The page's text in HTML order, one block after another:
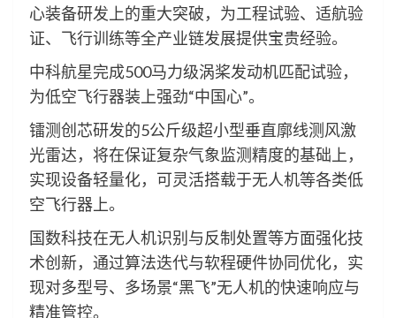
心装备研发上的重大突破，为工程试验、适航验
证、飞行训练等全产业链发展提供宝贵经验。
中科航星完成500马力级涡桨发动机匹配试验，
为低空飞行器装上强劲“中国心”。
镭测创芯研发的5公斤级超小型垂直廓线测风激
光雷达，将在保证复杂气象监测精度的基础上，
实现设备轻量化，可灵活搭载于无人机等各类低
空飞行器上。
国数科技在无人机识别与反制处置等方面强化技
术创新，通过算法迭代与软程硬件协同优化，实
现对多型号、多场景“黑飞”无人机的快速响应与
精准管控。